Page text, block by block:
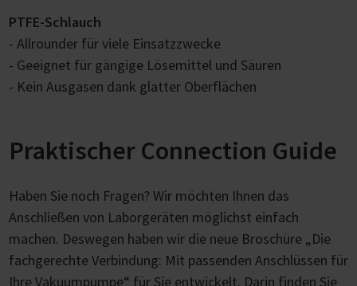
PTFE-Schlauch
- Allrounder für viele Einsatzzwecke
- Geeignet für gängige Lösemittel und Säuren
- Kein Ausgasen dank glatter Oberflächen
Praktischer Connection Guide
Haben Sie noch Fragen? Wir möchten Ihnen das
Anschließen von Laborgeräten möglichst einfach
machen. Deswegen haben wir die neue Broschüre „Die
fachgerechte Verbindung: Mit passenden Anschlüssen für
Ihre Vakuumpumpe“ für Sie entwickelt. Darin finden Sie